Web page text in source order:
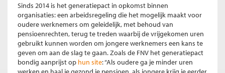
Sinds 2014 is het generatiepact in opkomst binnen
organisaties: een arbeidsregeling die het mogelijk maakt voor
oudere werknemers om geleidelijk, met behoud van
pensioenrechten, terug te treden waarbij de vrijgekomen uren
gebruikt kunnen worden om jongere werknemers een kans te
geven om aan de slag te gaan. Zoals de FNV het generatiepact
bondig aanprijst op hun site: “Als oudere ga je minder uren